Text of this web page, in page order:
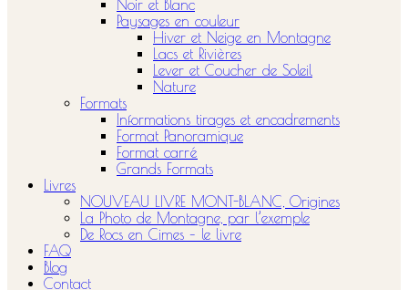
Noir et Blanc
Paysages en couleur
Hiver et Neige en Montagne
Lacs et Rivières
Lever et Coucher de Soleil
Nature
Formats
Informations tirages et encadrements
Format Panoramique
Format carré
Grands Formats
Livres
NOUVEAU LIVRE MONT-BLANC, Origines
La Photo de Montagne, par l’exemple
De Rocs en Cimes – le livre
FAQ
Blog
Contact